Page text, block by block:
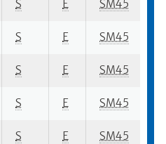
S E SM45
S E SM45
S E SM45
S E SM45
S E SM45